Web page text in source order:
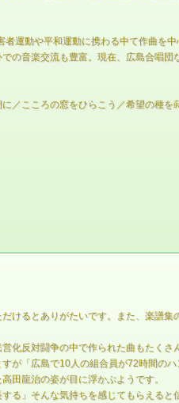
運動や平和運動に携わる中て作曲を
音楽交流も豊富。現在、広島合唱
こころの窓をひらこう／希望の種
るとありがたいです。また、楽譜
反対闘争の中で作られた曲もたく
「広島で10人の組合員が72時間の
田龍治の姿が目に浮かぶようです。
る」そんな気持ちを感じてもらえると